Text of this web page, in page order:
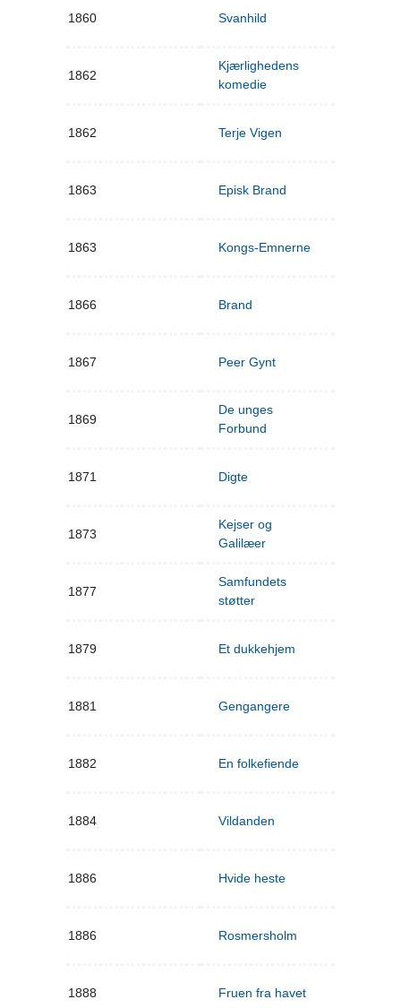
1860 Svanhild
1862
Kjærlighedens
komedie
1862 Terje Vigen
1863 Episk Brand
1863 Kongs-Emnerne
1866 Brand
1867 Peer Gynt
1869
De unges
Forbund
1871 Digte
1873
Kejser og
Galilæer
1877
Samfundets
støtter
1879 Et dukkehjem
1881 Gengangere
1882 En folkefiende
1884 Vildanden
1886 Hvide heste
1886 Rosmersholm
1888 Fruen fra havet